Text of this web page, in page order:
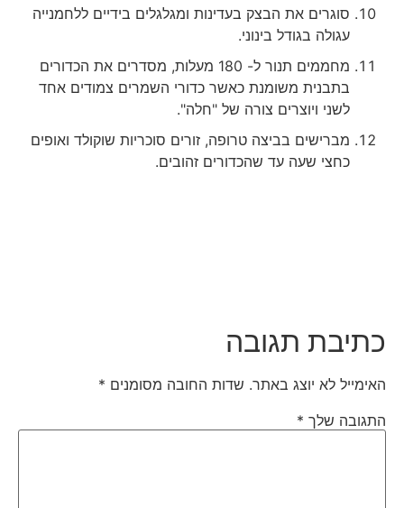
סוגרים את הבצק בעדינות ומגלגלים בידיים ללחמנייה
עגולה בגודל בינוני.
מחממים תנור ל- 180 מעלות, מסדרים את הכדורים
בתבנית משומנת כאשר כדורי השמרים צמודים אחד
לשני ויוצרים צורה של "חלה".
מברישים בביצה טרופה, זורים סוכריות שוקולד ואופים
כחצי שעה עד שהכדורים זהובים.
כתיבת תגובה
האימייל לא יוצג באתר. שדות החובה מסומנים*
התגובה שלך*